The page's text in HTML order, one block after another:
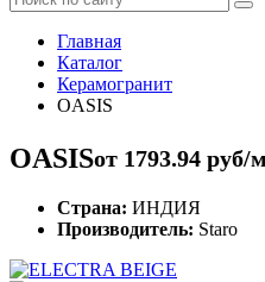
Главная
Каталог
Керамогранит
OASIS
OASISот 1793.94 руб/м
Страна: ИНДИЯ
Производитель: Staro